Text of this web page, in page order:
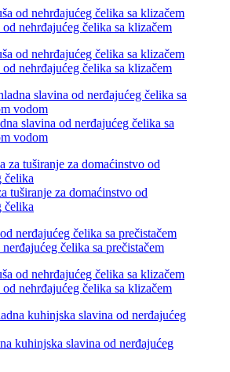
od nehrđajućeg čelika sa klizačem
od nehrđajućeg čelika sa klizačem
slavina od nerđajućeg čelika sa
vodom
tuširanje za domaćinstvo od
čelika
čelika sa prečistačem
od nehrđajućeg čelika sa klizačem
kuhinjska slavina od nerđajućeg